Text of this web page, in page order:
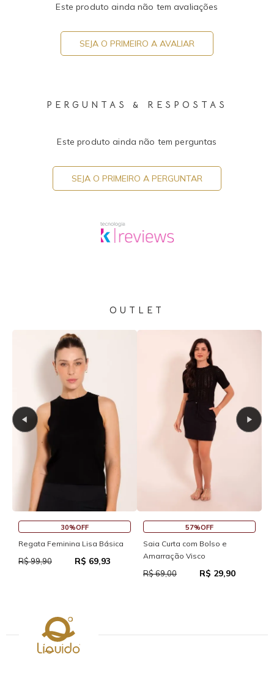
Este produto ainda não tem avaliações
SEJA O PRIMEIRO A AVALIAR
PERGUNTAS & RESPOSTAS
Este produto ainda não tem perguntas
SEJA O PRIMEIRO A PERGUNTAR
OUTLET
30%OFF
Regata Feminina Lisa Básica
R$ 99,90 R$ 69,93
57%OFF
Saia Curta com Bolso e
Amarração Visco
R$ 69,00 R$ 29,90